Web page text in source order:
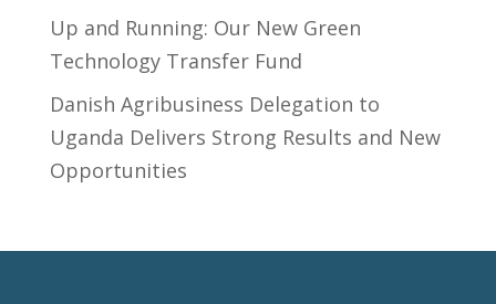
Up and Running: Our New Green
Technology Transfer Fund
​Danish Agribusiness Delegation to
Uganda Delivers Strong Results and New
Opportunities